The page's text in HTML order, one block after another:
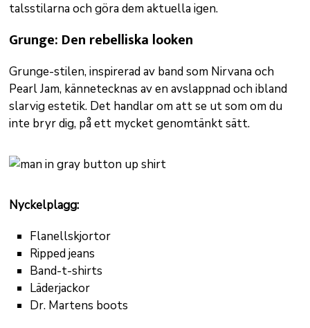
talsstilarna och göra dem aktuella igen.
Grunge: Den rebelliska looken
Grunge-stilen, inspirerad av band som Nirvana och
Pearl Jam, kännetecknas av en avslappnad och ibland
slarvig estetik. Det handlar om att se ut som om du
inte bryr dig, på ett mycket genomtänkt sätt.
Nyckelplagg:
Flanellskjortor
Ripped jeans
Band-t-shirts
Läderjackor
Dr. Martens boots